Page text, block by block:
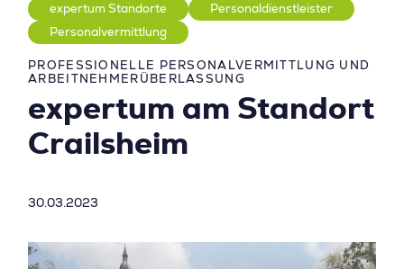
expertum Standorte
Personaldienstleister
Personalvermittlung
PROFESSIONELLE PERSONALVERMITTLUNG UND
ARBEITNEHMERÜBERLASSUNG
expertum am Standort
Crailsheim
30.03.2023